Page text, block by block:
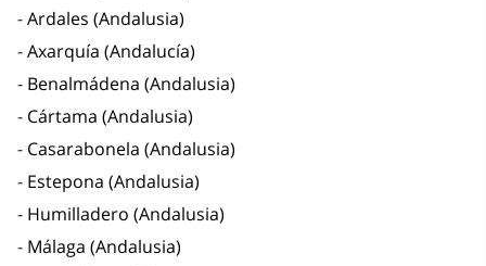
Ardales (Andalusia)
Axarquía (Andalucía)
Benalmádena (Andalusia)
Cártama (Andalusia)
Casarabonela (Andalusia)
Estepona (Andalusia)
Humilladero (Andalusia)
Málaga (Andalusia)